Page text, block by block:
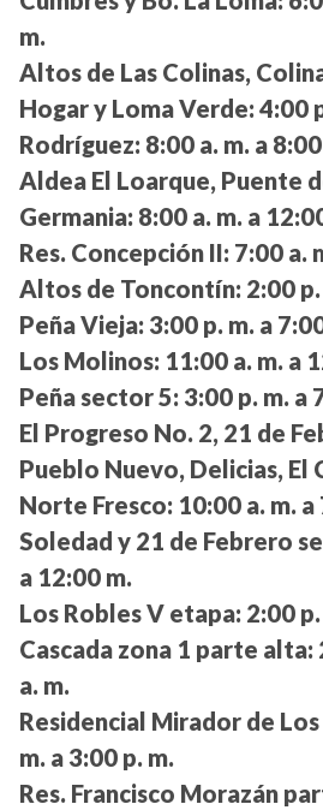
m.
Altos de Las Colinas,
Hogar y Loma Verde: 4:00
Rodríguez: 8:00 a. m. a
Aldea El Loarque, Puente
Germania: 8:00 a. m. a
Res. Concepción II: 7:00 a.
Altos de Toncontín: 2:00
Peña Vieja: 3:00 p. m. a
Los Molinos: 11:00 a. m. a
Peña sector 5: 3:00 p. m. a
El Progreso No. 2, 21 de
Pueblo Nuevo, Delicias, El
Norte Fresco: 10:00 a. m. a
Soledad y 21 de Febrero
a 12:00 m.
Los Robles V etapa: 2:00
Cascada zona 1 parte alta:
a. m.
Residencial Mirador de
m. a 3:00 p. m.
Res. Francisco Morazán